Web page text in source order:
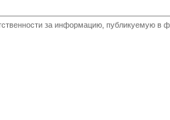
за информацию, публикуемую